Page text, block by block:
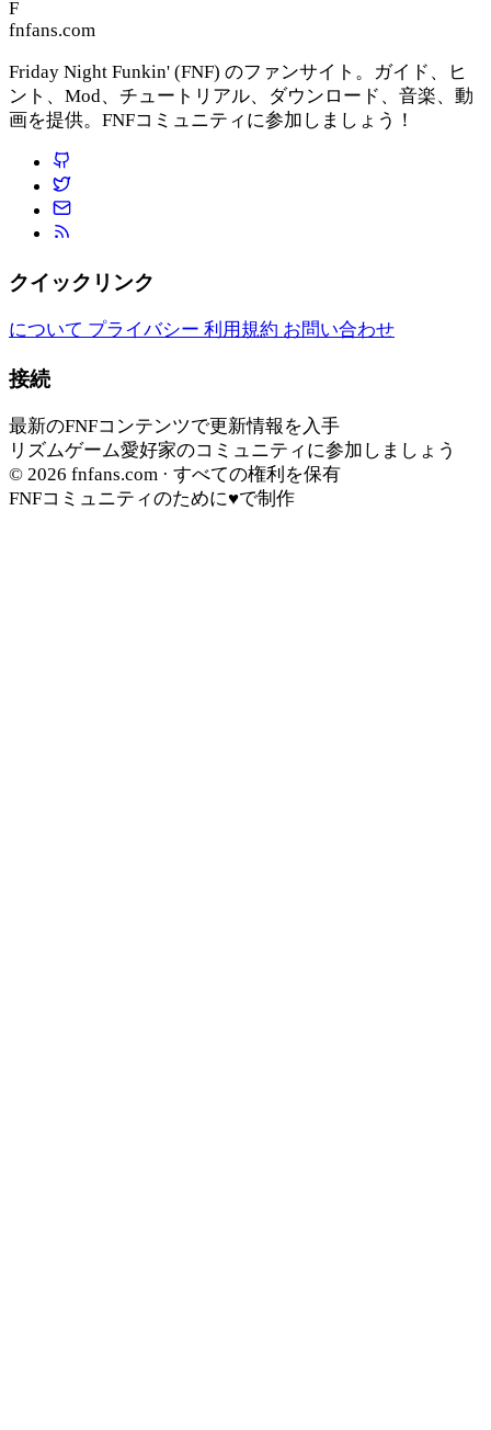
F
fnfans.com
Friday Night Funkin' (FNF) のファンサイト。ガイド、ヒ
ント、Mod、チュートリアル、ダウンロード、音楽、動
画を提供。FNFコミュニティに参加しましょう！
クイックリンク
について プライバシー 利用規約 お問い合わせ
接続
最新のFNFコンテンツで更新情報を入手
リズムゲーム愛好家のコミュニティに参加しましょう
© 2026 fnfans.com · すべての権利を保有
FNFコミュニティのために♥で制作